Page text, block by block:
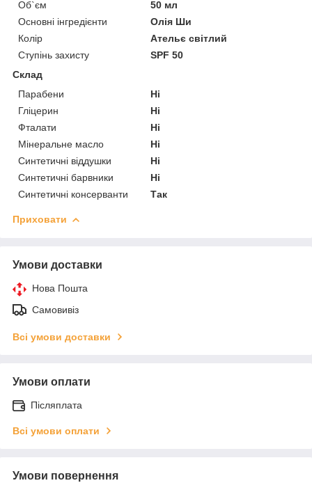
Об`єм
50 мл
Основні інгредієнти
Олія Ши
Колір
Ательє світлий
Ступінь захисту
SPF 50
Склад
Парабени
Ні
Гліцерин
Ні
Фталати
Ні
Мінеральне масло
Ні
Синтетичні віддушки
Ні
Синтетичні барвники
Ні
Синтетичні консерванти
Так
Приховати
Умови доставки
Нова Пошта
Самовивіз
Всі умови доставки
Умови оплати
Післяплата
Всі умови оплати
Умови повернення